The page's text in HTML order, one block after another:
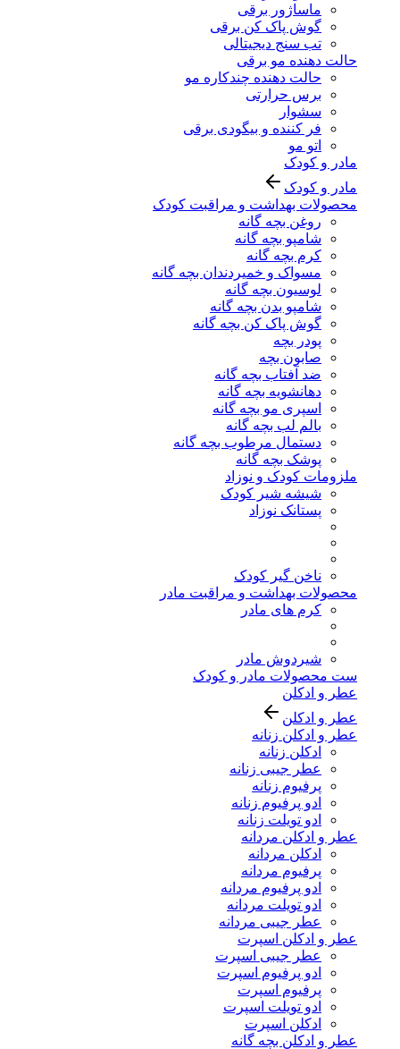
ماساژور برقی
گوش پاک کن برقی
تب سنج دیجیتالی
حالت دهنده مو برقی
حالت دهنده چندکاره مو
برس حرارتی
سشوار
فر کننده و بیگودی برقی
اتو مو
مادر و کودک
مادر و کودک
محصولات بهداشت و مراقبت کودک
روغن بچه گانه
شامپو بچه گانه
کرم بچه گانه
مسواک و خمیردندان بچه گانه
لوسیون بچه گانه
شامپو بدن بچه گانه
گوش پاک کن بچه گانه
پودر بچه
صابون بچه
ضد آفتاب بچه گانه
دهانشویه بچه گانه
اسپری مو بچه گانه
بالم لب بچه گانه
دستمال مرطوب بچه گانه
پوشک بچه گانه
ملزومات کودک و نوزاد
شیشه شیر کودک
پستانک نوزاد
ناخن گیر کودک
محصولات بهداشت و مراقبت مادر
کرم های مادر
شیردوش مادر
ست محصولات مادر و کودک
عطر و ادکلن
عطر و ادکلن
عطر و ادکلن زنانه
ادکلن زنانه
عطر جیبی زنانه
پرفیوم زنانه
ادو پرفیوم زنانه
ادو تویلت زنانه
عطر و ادکلن مردانه
ادکلن مردانه
پرفیوم مردانه
ادو پرفیوم مردانه
ادو تویلت مردانه
عطر جیبی مردانه
عطر و ادکلن اسپرت
عطر جیبی اسپرت
ادو پرفیوم اسپرت
پرفیوم اسپرت
ادو تویلت اسپرت
ادکلن اسپرت
عطر و ادکلن بچه گانه